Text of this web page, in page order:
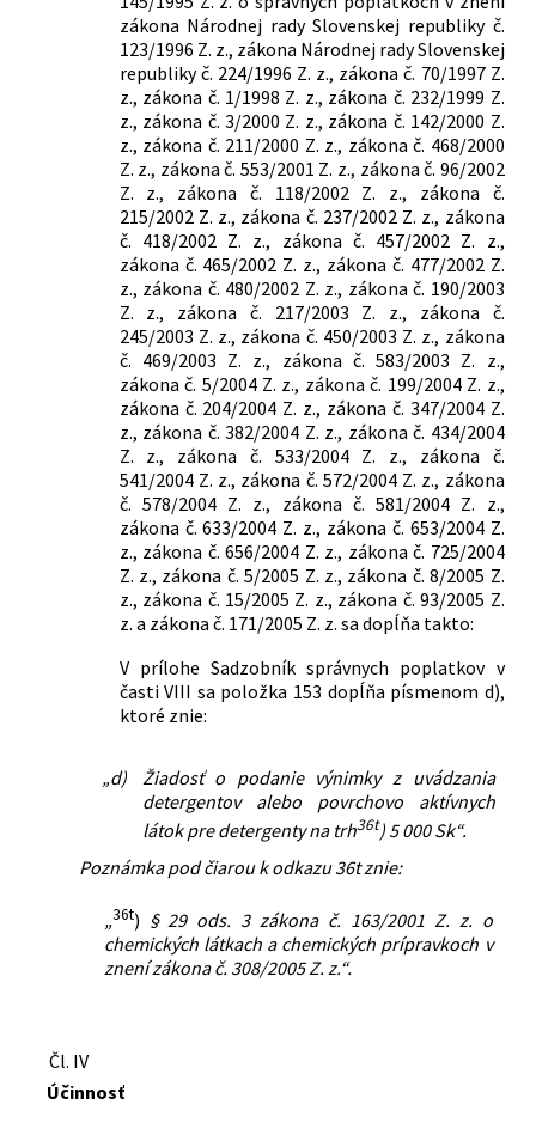
zákona Národnej rady Slovenskej republiky č.
123/1996 Z. z., zákona Národnej rady Slovenskej
republiky č. 224/1996 Z. z., zákona č. 70/1997 Z.
z., zákona č. 1/1998 Z. z., zákona č. 232/1999 Z.
z., zákona č. 3/2000 Z. z., zákona č. 142/2000 Z.
z., zákona č. 211/2000 Z. z., zákona č. 468/2000
Z. z., zákona č. 553/2001 Z. z., zákona č. 96/2002
Z. z., zákona č. 118/2002 Z. z., zákona č.
215/2002 Z. z., zákona č. 237/2002 Z. z., zákona
č. 418/2002 Z. z., zákona č. 457/2002 Z. z.,
zákona č. 465/2002 Z. z., zákona č. 477/2002 Z.
z., zákona č. 480/2002 Z. z., zákona č. 190/2003
Z. z., zákona č. 217/2003 Z. z., zákona č.
245/2003 Z. z., zákona č. 450/2003 Z. z., zákona
č. 469/2003 Z. z., zákona č. 583/2003 Z. z.,
zákona č. 5/2004 Z. z., zákona č. 199/2004 Z. z.,
zákona č. 204/2004 Z. z., zákona č. 347/2004 Z.
z., zákona č. 382/2004 Z. z., zákona č. 434/2004
Z. z., zákona č. 533/2004 Z. z., zákona č.
541/2004 Z. z., zákona č. 572/2004 Z. z., zákona
č. 578/2004 Z. z., zákona č. 581/2004 Z. z.,
zákona č. 633/2004 Z. z., zákona č. 653/2004 Z.
z., zákona č. 656/2004 Z. z., zákona č. 725/2004
Z. z., zákona č. 5/2005 Z. z., zákona č. 8/2005 Z.
z., zákona č. 15/2005 Z. z., zákona č. 93/2005 Z.
z. a zákona č. 171/2005 Z. z. sa dopĺňa takto:
V prílohe Sadzobník správnych poplatkov v
časti VIII sa položka 153 dopĺňa písmenom d),
ktoré znie:
„d)
Žiadosť o podanie výnimky z uvádzania
detergentov alebo povrchovo aktívnych
látok pre detergenty na trh36t) 5 000 Sk“.
Poznámka pod čiarou k odkazu 36t znie:
„36t) § 29 ods. 3 zákona č. 163/2001 Z. z. o
chemických látkach a chemických prípravkoch v
znení zákona č. 308/2005 Z. z.“.
Čl. IV
Účinnosť